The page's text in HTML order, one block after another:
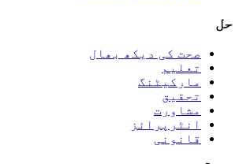
حل
صحت کی دیکھ بھال
تعلیم
مارکیٹنگ
تحقیق
مشاورت
انٹرپرائز
قانونی